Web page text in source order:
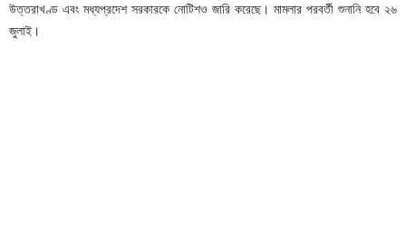
উত্তরাখণ্ড এবং মধ্যপ্রদেশ সরকারকে নোটিশও জারি করেছে। মামলার পরবর্তী শুনানি হবে ২৬
জুলাই।